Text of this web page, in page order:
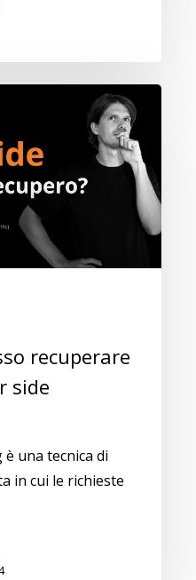
recuperare
side
una tecnica di
in cui le richieste